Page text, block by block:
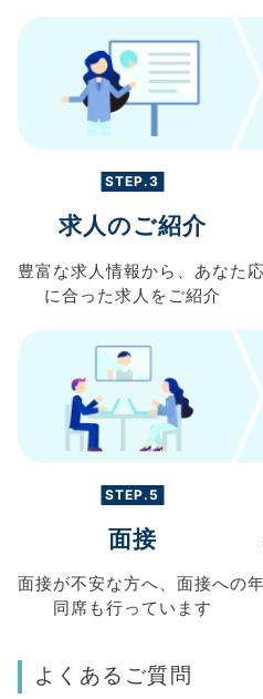
STEP.3
求人のご紹介
豊富な求人情報から、 あなた
に合った求人を ご紹介
STEP.5
面接
面接が不安な方へ、 面接への
同席も行っています
よくあるご質問